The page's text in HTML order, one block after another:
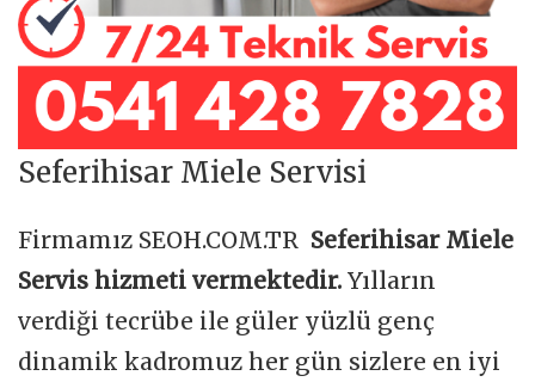
Seferihisar Miele Servisi
Firmamız SEOH.COM.TR Seferihisar Miele
Servis hizmeti vermektedir. Yılların
verdiği tecrübe ile güler yüzlü genç
dinamik kadromuz her gün sizlere en iyi